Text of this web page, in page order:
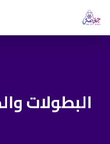
البطولات